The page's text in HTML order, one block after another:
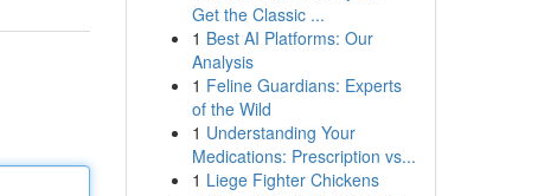
Get the Classic ...
1 Best AI Platforms: Our
Analysis
1 Feline Guardians: Experts
of the Wild
1 Understanding Your
Medications: Prescription vs...
1 Liege Fighter Chickens